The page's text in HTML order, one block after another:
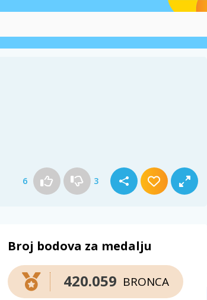
6 3
Broj bodova za medalju
BRONCA
420.059